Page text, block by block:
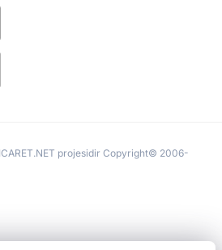
projesidir Copyright© 2006-